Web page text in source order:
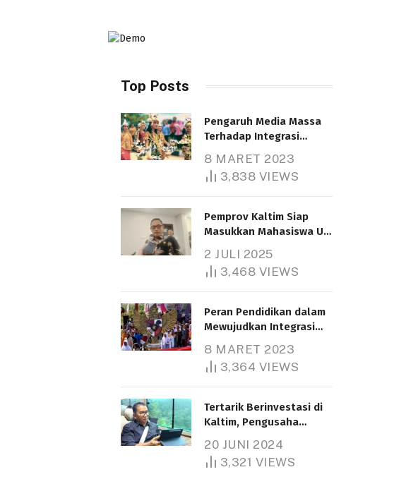
Top Posts
Pengaruh Media Massa
Terhadap Integrasi
8 MARET 2023
3,838 VIEWS
Pemprov Kaltim Siap
Masukkan Mahasiswa UT
Bantuan Pendidikan
Gratispol
2 JULI 2025
3,468 VIEWS
Peran Pendidikan dalam
Mewujudkan Integrasi
8 MARET 2023
3,364 VIEWS
Tertarik Berinvestasi di
Kaltim, Pengusaha
1.000 Hektare
20 JUNI 2024
3,321 VIEWS